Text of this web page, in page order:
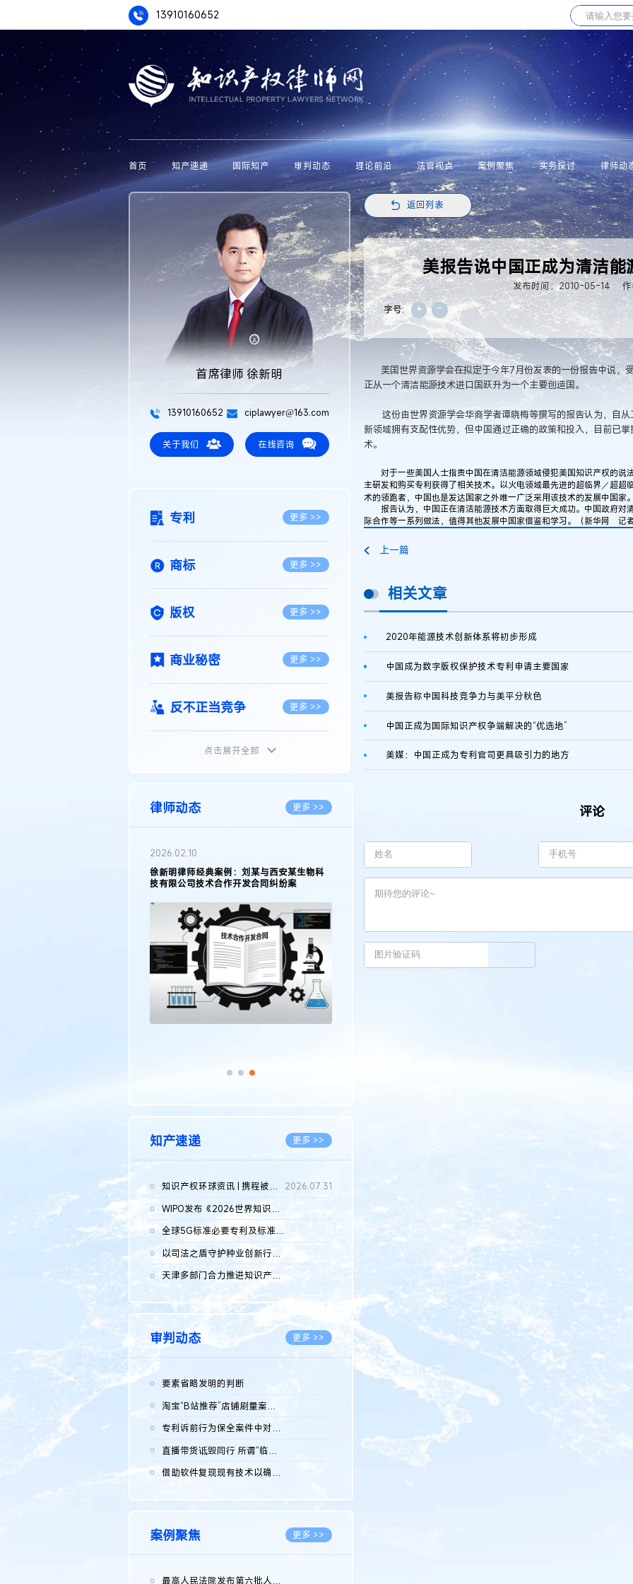
13910160652
首页 知产速递 国际知产 审判动态 理论前沿 法官视点 案例聚焦 实务探讨 律师动
首席律师 徐新明
13910160652 ciplawyer@163.com
关于我们 在线咨询
专利 更多 >>
商标 更多 >>
版权 更多 >>
商业秘密 更多 >>
反不正当竞争 更多 >>
植物新品种
地理标志 更多 >>
集成电路布图设计
传统文化 更多 >>
点击展开全部
律师动态 更多 >>
2026.05.11
徐新明律师接受《天津日报》采访：解读
2025年度天津市专利行政保护案例
2026.03.09
挑战与应对策略
2026.02.10
知产速递 更多 >>
知识产权环球资讯 | 携程被市监总局罚51.79亿；瑞幸泰国商标案上...
2026.07.31
WIPO发布《2026世界知识产权报告》 含报告全文
全球5G标准必要专利及标准提案研究报告（2026年）全文发布
以司法之盾守护种业创新行稳致远
2026.08.05
天津多部门合力推进知识产权保护工作
2026.08.05
审判动态 更多 >>
要素省略发明的判断
淘宝“B站推荐”店铺刷量案维持原判，两被告连带赔偿150万元
专利诉前行为保全案件中对仿制药申请人曾作出三类声明的考量及违...
直播带货诋毁同行 所谓“临场发挥”不免责
借助软件复现现有技术以确认相关参数特征是否被公开
案例聚焦 更多 >>
最高人民法院发布第六批人民法院种业知识产权司法保护典型案例 含...
返回列表
美报告说中国正成为清洁
发布时间：2010-05-14
字号:
+ -
美国世界资源学会在拟定于今年7月份发表的一份报告中说，
正从一个清洁能源技术进口国跃升为一个主要创造国。
这份由世界资源学会华裔学者谭晓梅等撰写的报告认为，自从
新领域拥有支配性优势，但中国通过正确的政策和投入，目前已
术。
对于一些美国人士指责中国在清洁能源领域侵犯美国知识产权的说
主研发和购买专利获得了相关技术。以火电领域最先进的超临界／超超
术的领跑者，中国也是发达国家之外唯一广泛采用该技术的发展中国家
报告认为，中国正在清洁能源技术方面取得巨大成功。中国政府对
际合作等一系列做法，值得其他发展中国家借鉴和学习。（新华网
上一篇
相关文章
2020年能源技术创新体系将初步形成
中国成为数字版权保护技术专利申请主要国家
美报告称中国科技竞争力与美平分秋色
中国正成为国际知识产权争端解决的“优选地”
美媒：中国正成为专利官司更具吸引力的地方
评论